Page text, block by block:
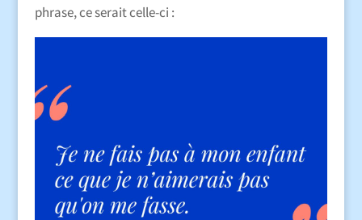
phrase, ce serait celle-ci :